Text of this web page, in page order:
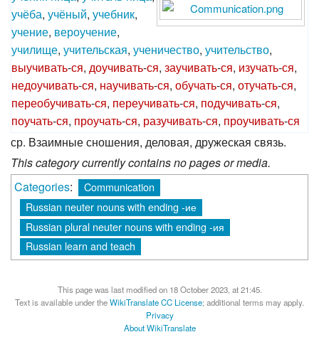
учёба, учёный, учебник,
учение, вероучение,
училище, учительская, ученичество, учительство,
выучивать-ся, доучивать-ся, заучивать-ся, изучать-ся,
недоучивать-ся, научивать-ся, обучать-ся, отучать-ся,
переобучивать-ся, переучивать-ся, подучивать-ся,
поучать-ся, проучать-ся, разучивать-ся, проучивать-ся
ср. Взаимные сношения, деловая, дружеская связь.
This category currently contains no pages or media.
Categories:
Communication
Russian neuter nouns with ending -ие
Russian plural neuter nouns with ending -ия
Russian learn and teach
This page was last modified on 18 October 2023, at 21:45.
Text is available under theWikiTranslate CC License; additional terms may apply.
Privacy
About WikiTranslate